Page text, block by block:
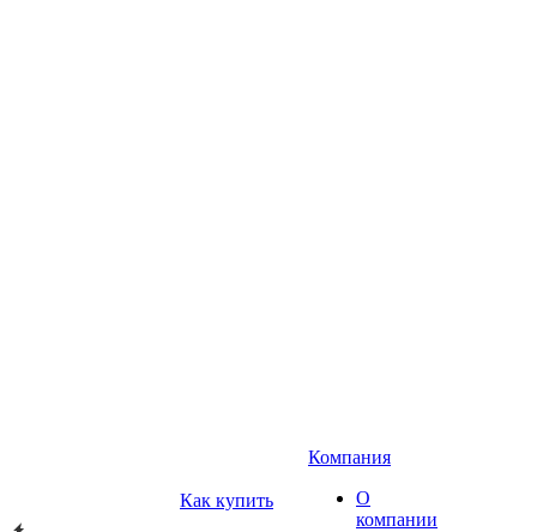
Как купить
Компания
О
компании